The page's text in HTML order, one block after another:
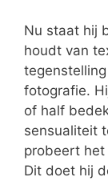
Nu staat hij
houdt van
fotografie.
of half
sensualiteit
probeert
Dit doet hij